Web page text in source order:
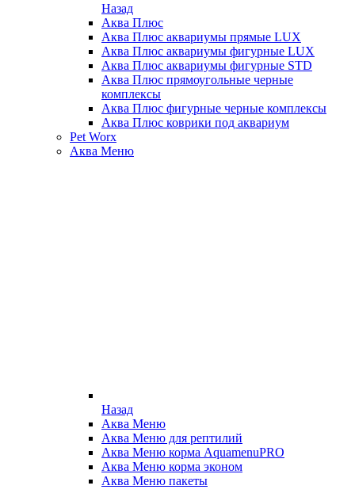
Назад
Аква Плюс
Аква Плюс аквариумы прямые LUX
Аква Плюс аквариумы фигурные LUX
Аква Плюс аквариумы фигурные STD
Аква Плюс прямоугольные черные
комплексы
Аква Плюс фигурные черные комплексы
Аква Плюс коврики под аквариум
Pet Worx
Аква Меню
Назад
Аква Меню
Аква Меню для рептилий
Аква Меню корма AquamenuPRO
Аква Меню корма эконом
Аква Меню пакеты